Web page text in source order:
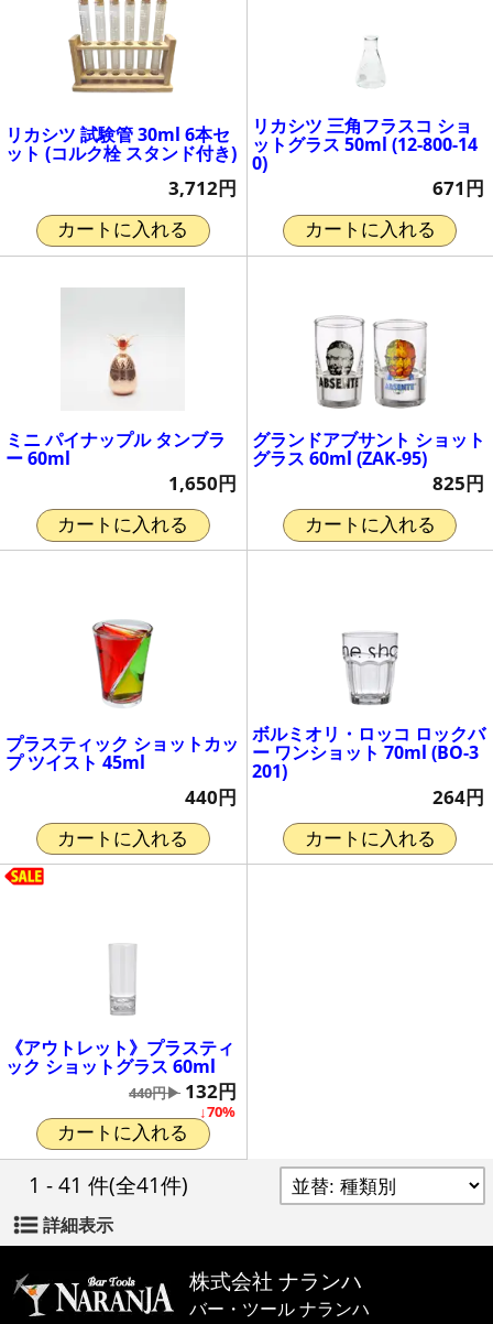
リカシツ 試験管 30ml 6本セ
ット (コルク栓 スタンド付き)
3,712円
カートに入れる
リカシツ 三角フラスコ ショ
ットグラス 50ml (12-800-14
0)
671円
カートに入れる
ミニ パイナップル タンブラ
ー 60ml
1,650円
カートに入れる
グランドアブサント ショット
グラス 60ml (ZAK-95)
825円
カートに入れる
プラスティック ショットカッ
プ ツイスト 45ml
440円
カートに入れる
ボルミオリ・ロッコ ロックバ
ー ワンショット 70ml (BO-3
201)
264円
カートに入れる
《アウトレット》プラスティ
ック ショットグラス 60ml
↓70%
440円▶ 132円
カートに入れる
1 - 41 件(全41件)
詳細表示
株式会社 ナランハ
バー・ツール ナランハ